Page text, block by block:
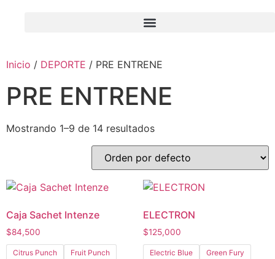
Inicio / DEPORTE / PRE ENTRENE
PRE ENTRENE
Mostrando 1–9 de 14 resultados
Caja Sachet Intenze
$84,500
Citrus Punch
Fruit Punch
ELECTRON
$125,000
Electric Blue
Green Fury